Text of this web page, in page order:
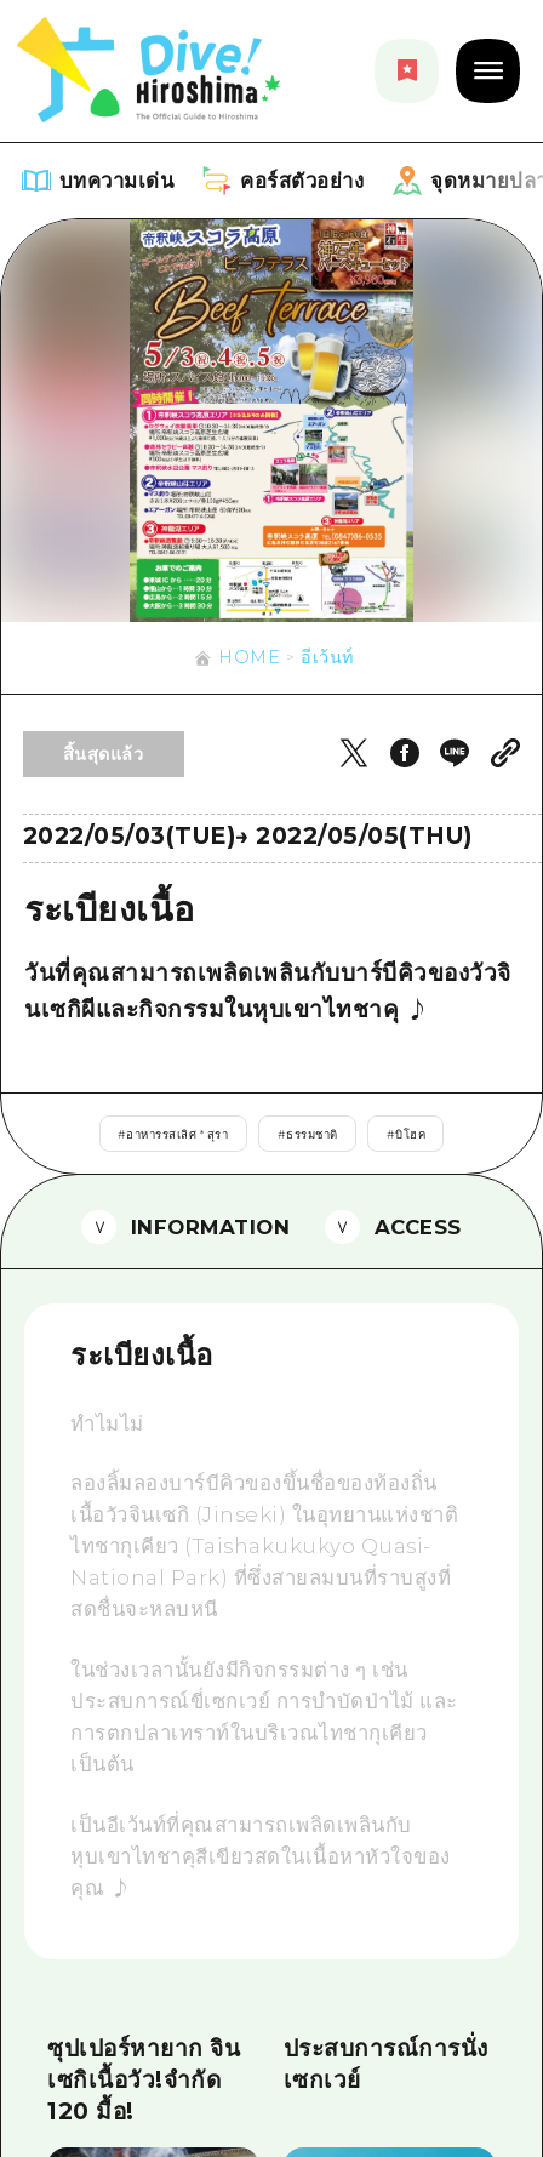
บทความเด่น คอร์สตัวอย่าง จุดหมายปล
บทความเด่น
รายการ
คำแนะนำ
ศิลปะ
งานอีเว้นท์ / เทศกาล
อาหารรสเลิศ / สุรา
การปั่นจักรยาน
สถานบันเทิงยามค่ำคืน
มรดกโลก
ประสบการณ์ / ในการเรียนรู้
ประวัติศาสตร์ / วัฒนธรรม
การรักษา
ธรรมชาติ
คอร์สตัวอย่าง
รายการ
คู่มือ Dive! Hiroshima
ฮิโรชิม่า โมชิ โมชิ ทราเวล
บริเวณรอบเมืองฮิโรชิม่า
อากิ
บิงโก
บิโฮค
ยามากุจิตะวันออก
จุดหมายปลายทาง
รายการ
บริเวณรอบเมืองฮิโรชิม่า
อากิ
บิงโก
บิโฮคุ
บริเวณรอบๆ มิยาจิมะ
ยามากุจิตะวันออก
จังหวัดเอฮิเมะ
ชิมาเนะ
อีเว้นท์
ข้อมูลตามฤดูกาล
ข้อมูลที่เป็นประโยชน์
เข้าถึงเข้าถึง
สรุปการจราจรรอง
ความแออัดของสิ่งอำนวยความสะดวก
ตั๋วเที่ยวคุ้มค่าตั๋วเที่ยวคุ้มค่า
บริการรับฝากและจัดส่งสัมภาระ
ฮิโรชิมะโอโมะเตะนะชิ
ฮิโรชิม่า ฟรี Wi-Fi
ไกด์อาสาสมัครไ
วิดีโอฮิโรชิม่า
คำถามที่พบบ่อย
ดาวน์โหลดรูปภาพ
HOME
อีเว้นท์
HOME อีเว้นท์
สิ้นสุดแล้ว
2022/05/03(TUE)→2022/05/05(THU)
ระเบียงเนื้อ
วันที่คุณสามารถเพลิดเพลินกับบาร์บีคิวของวัวจิ
นเซกิผีและกิจกรรมในหุบเขาไทชาคุ ♪
#อาหารรสเลิศ * สุรา #ธรรมชาติ #บิโฮค
INFORMATION ACCESS
ระเบียงเนื้อ
ทำไมไม่
ลองลิ้มลองบาร์บีคิวของขึ้นชื่อของท้องถิ่น
เนื้อวัวจินเซกิ (Jinseki) ในอุทยานแห่งชาติ
ไทชากุเคียว (Taishakukukyo Quasi-
National Park) ที่ซึ่งสายลมบนที่ราบสูงที่
สดชื่นจะหลบหนี
ในช่วงเวลานั้นยังมีกิจกรรมต่าง ๆ เช่น
ประสบการณ์ขี่เซกเวย์ การบำบัดป่าไม้ และ
การตกปลาเทราท์ในบริเวณไทชากุเคียว
เป็นต้น
เป็นอีเว้นท์ที่คุณสามารถเพลิดเพลินกับ
หุบเขาไทชาคุสีเขียวสดในเนื้อหาหัวใจของ
คุณ ♪
ซุปเปอร์หายาก จิน
เซกิเนื้อวัว!จำกัด
120 มื้อ!
ประสบการณ์การนั่ง
เซกเวย์